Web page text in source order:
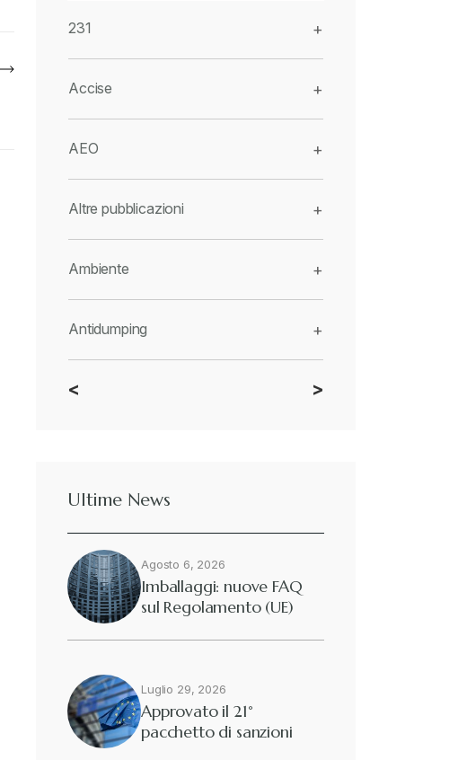
231 +
Accise +
AEO +
Altre pubblicazioni +
Ambiente +
Antidumping +
CBAM +
Deforestazione
Diritto tributario internazionale
Dogane
Eutekne
< >
Ultime News
Agosto 6, 2026
Imballaggi: nuove FAQ
sul Regolamento (UE)
Luglio 29, 2026
Approvato il 21°
pacchetto di sanzioni